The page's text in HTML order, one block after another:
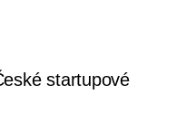
startupové